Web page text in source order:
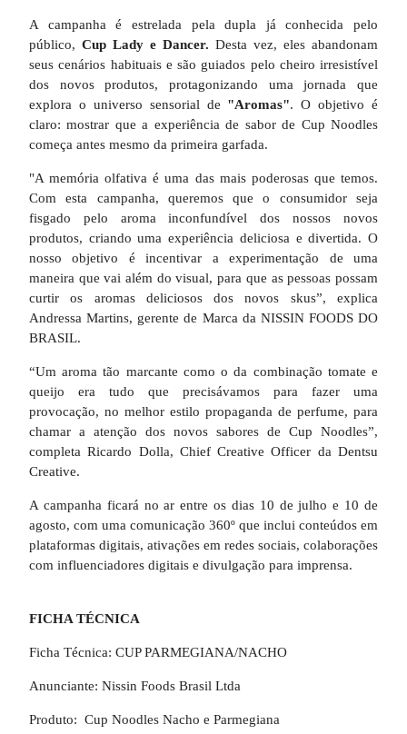
A campanha é estrelada pela dupla já conhecida pelo
público, Cup Lady e Dancer. Desta vez, eles abandonam
seus cenários habituais e são guiados pelo cheiro irresistível
dos novos produtos, protagonizando uma jornada que
explora o universo sensorial de "Aromas". O objetivo é
claro: mostrar que a experiência de sabor de Cup Noodles
começa antes mesmo da primeira garfada.
"A memória olfativa é uma das mais poderosas que temos.
Com esta campanha, queremos que o consumidor seja
fisgado pelo aroma inconfundível dos nossos novos
produtos, criando uma experiência deliciosa e divertida. O
nosso objetivo é incentivar a experimentação de uma
maneira que vai além do visual, para que as pessoas possam
curtir os aromas deliciosos dos novos skus”, explica
Andressa Martins, gerente de Marca da NISSIN FOODS DO
BRASIL.
“Um aroma tão marcante como o da combinação tomate e
queijo era tudo que precisávamos para fazer uma
provocação, no melhor estilo propaganda de perfume, para
chamar a atenção dos novos sabores de Cup Noodles”,
completa Ricardo Dolla, Chief Creative Officer da Dentsu
Creative.
A campanha ficará no ar entre os dias 10 de julho e 10 de
agosto, com uma comunicação 360º que inclui conteúdos em
plataformas digitais, ativações em redes sociais, colaborações
com influenciadores digitais e divulgação para imprensa.
FICHA TÉCNICA
Ficha Técnica: CUP PARMEGIANA/NACHO
Anunciante: Nissin Foods Brasil Ltda
Produto: Cup Noodles Nacho e Parmegiana